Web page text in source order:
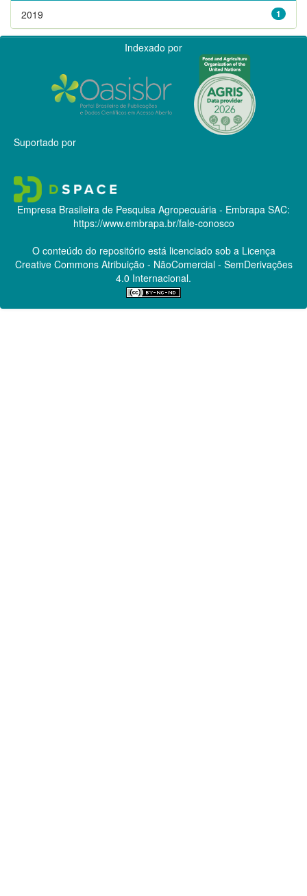
1
2019
Indexado por
Suportado por
Empresa Brasileira de Pesquisa Agropecuária - Embrapa SAC:
https://www.embrapa.br/fale-conosco
O conteúdo do repositório está licenciado sob a Licença
Creative CommonsAtribuição - NãoComercial - SemDerivações
4.0 Internacional.